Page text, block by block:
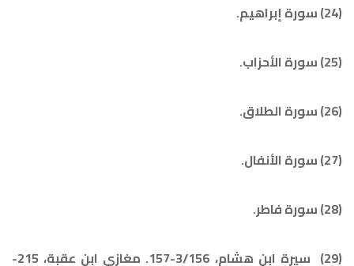
(24) سورة إبراهيم.
(25) سورة الأحزاب.
(26) سورة الطلاق.
(27) سورة الأنفال.
(28) سورة فاطر.
(29) سيرة ابن هشام، 3/156-157. مغازي ابن عقبة، 215-